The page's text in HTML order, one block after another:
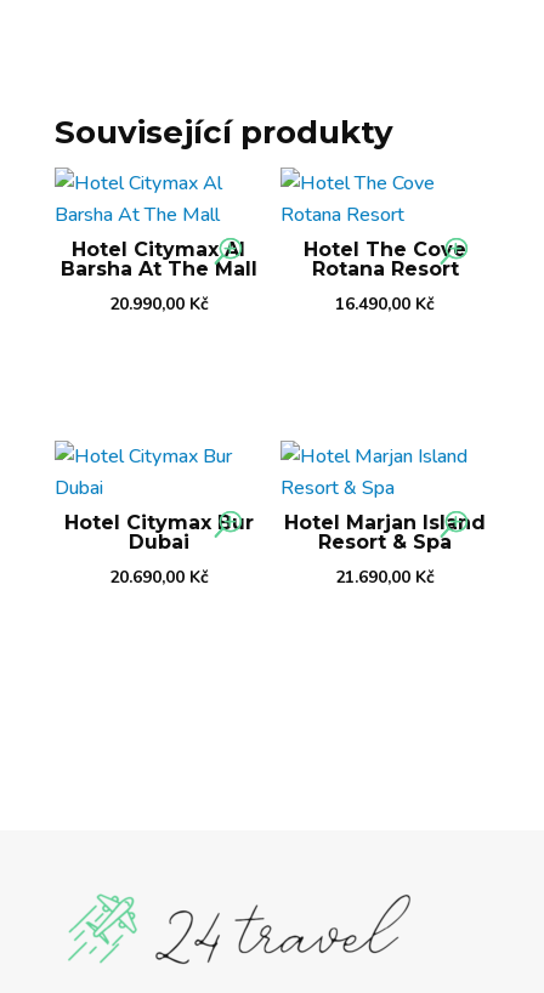
Související produkty
Hotel Citymax Al
Barsha At The Mall
20.990,00 Kč
Hotel The Cove
Rotana Resort
16.490,00 Kč
Hotel Citymax Bur
Dubai
20.690,00 Kč
Hotel Marjan Island
Resort & Spa
21.690,00 Kč